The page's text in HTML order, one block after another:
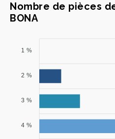
Nombre de pièces
BONA
1 %
2 %
3 %
4 %